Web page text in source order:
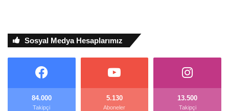
Sosyal Medya Hesaplarımız
84.000
Takipçi
5.130
Aboneler
13.500
Takipçi